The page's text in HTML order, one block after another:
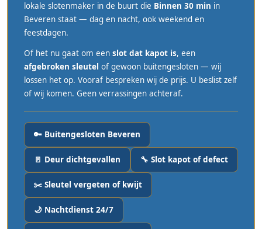
lokale slotenmaker in de buurt die Binnen 30 min in
Beveren staat — dag en nacht, ook weekend en
feestdagen.
Of het nu gaat om een slot dat kapot is, een
afgebroken sleutel of gewoon buitengesloten — wij
lossen het op. Vooraf bespreken wij de prijs. U beslist zelf
of wij komen. Geen verrassingen achteraf.
🔑 Buitengesloten Beveren
🚪 Deur dichtgevallen 🔧 Slot kapot of defect
✂️ Sleutel vergeten of kwijt
🌙 Nachtdienst 24/7